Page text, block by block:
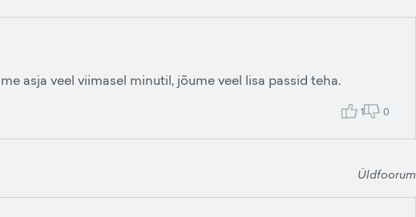
asja veel viimasel minutil, jõume veel lisa passid teha.
1 0
Üldfoorum